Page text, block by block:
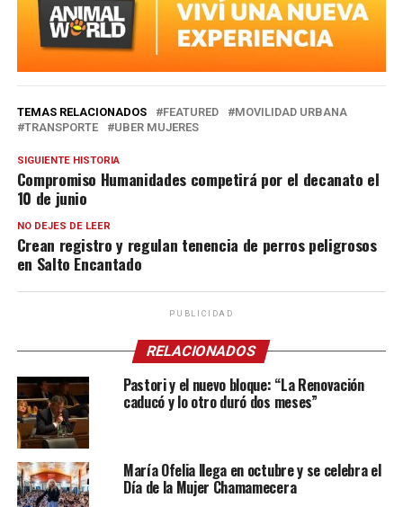
TEMAS RELACIONADOS FEATURED
MOVILIDAD URBANA
TRANSPORTE
UBER MUJERES
SIGUIENTE HISTORIA
Compromiso Humanidades competirá por el decanato el
10 de junio
NO DEJES DE LEER
Crean registro y regulan tenencia de perros peligrosos
en Salto Encantado
PUBLICIDAD
RELACIONADOS
Pastori y el nuevo bloque: “La Renovación
caducó y lo otro duró dos meses”
María Ofelia llega en octubre y se celebra el
Día de la Mujer Chamamecera